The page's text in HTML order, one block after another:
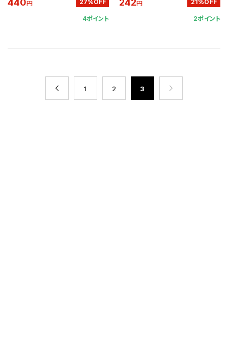
440円 27%OFF
4ポイント
242円 21%OFF
2ポイント
1 2 3